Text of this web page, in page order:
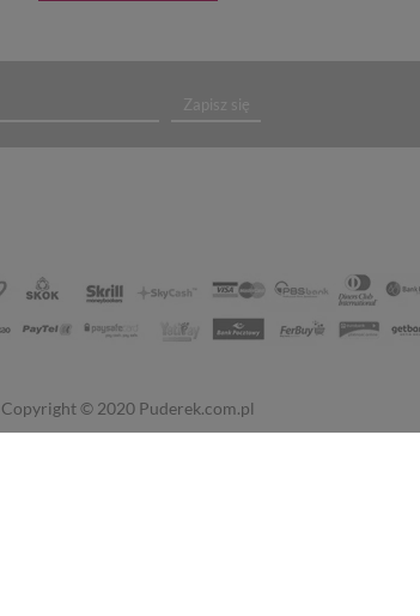
Zapisz się
Copyright © 2020 Puderek.com.pl